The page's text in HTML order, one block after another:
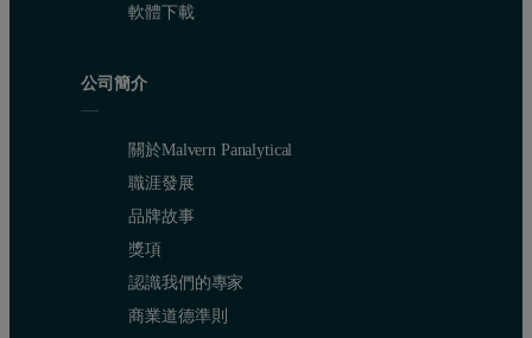
軟體下載
公司簡介
關於Malvern Panalytical
職涯發展
品牌故事
獎項
認識我們的專家
商業道德準則